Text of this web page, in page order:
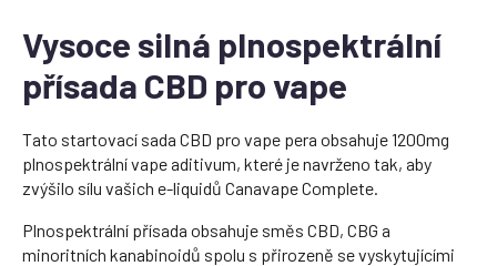
Vysoce silná plnospektrální
přísada CBD pro vape
Tato startovací sada CBD pro vape pera obsahuje 1200mg
plnospektrální vape aditivum, které je navrženo tak, aby
zvýšilo sílu vašich e-liquidů Canavape Complete.
Plnospektrální přísada obsahuje směs CBD, CBG a
minoritních kanabinoidů spolu s přirozeně se vyskytujícími